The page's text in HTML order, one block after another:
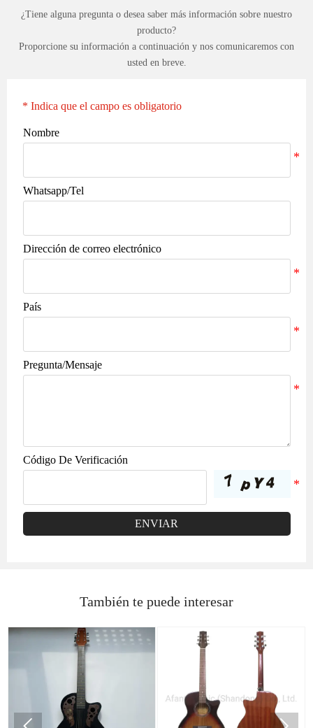
¿Tiene alguna pregunta o desea saber más información sobre nuestro
producto?
Proporcione su información a continuación y nos comunicaremos con
usted en breve.
* Indica que el campo es obligatorio
Nombre
Whatsapp/Tel
Dirección de correo electrónico
País
Pregunta/Mensaje
Código De Verificación
ENVIAR
También te puede interesar